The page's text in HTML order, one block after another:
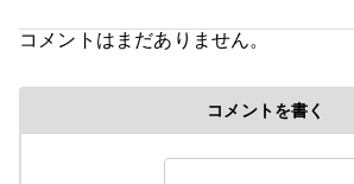
コメントはまだありません。
コメントを書く